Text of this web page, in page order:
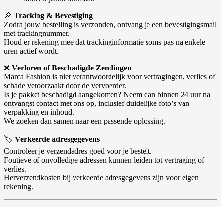
🔎 Tracking & Bevestiging
Zodra jouw bestelling is verzonden, ontvang je een bevestigingsmail
met trackingnummer.
Houd er rekening mee dat trackinginformatie soms pas na enkele
uren actief wordt.
❌ Verloren of Beschadigde Zendingen
Marca Fashion is niet verantwoordelijk voor vertragingen, verlies of
schade veroorzaakt door de vervoerder.
Is je pakket beschadigd aangekomen? Neem dan binnen 24 uur na
ontvangst contact met ons op, inclusief duidelijke foto’s van
verpakking en inhoud.
We zoeken dan samen naar een passende oplossing.
🏷️ Verkeerde adresgegevens
Controleer je verzendadres goed voor je bestelt.
Foutieve of onvolledige adressen kunnen leiden tot vertraging of
verlies.
Herverzendkosten bij verkeerde adresgegevens zijn voor eigen
rekening.